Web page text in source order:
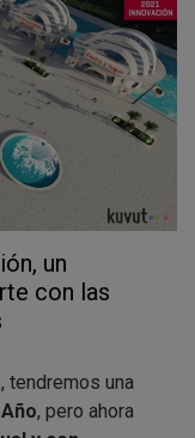
un
con las
tendremos una
, pero ahora